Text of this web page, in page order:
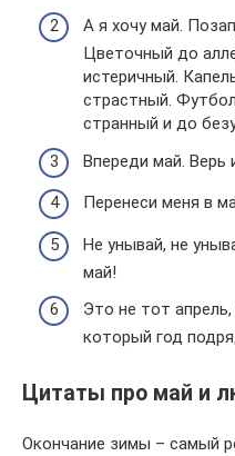
А я хочу май.
Цветочный до
истеричный.
страстный.
странный и до
Впереди май. Верь
Перенеси меня в
Не унывай, не
май!
Это не тот
который год
Цитаты про май и
Окончание зимы – самый